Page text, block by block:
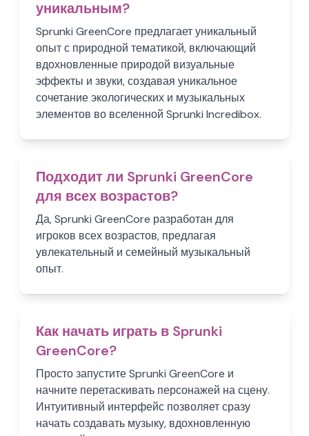
уникальным?
Sprunki GreenCore предлагает уникальный
опыт с природной тематикой, включающий
вдохновленные природой визуальные
эффекты и звуки, создавая уникальное
сочетание экологических и музыкальных
элементов во вселенной Sprunki Incredibox.
Подходит ли Sprunki GreenCore
для всех возрастов?
Да, Sprunki GreenCore разработан для
игроков всех возрастов, предлагая
увлекательный и семейный музыкальный
опыт.
Как начать играть в Sprunki
GreenCore?
Просто запустите Sprunki GreenCore и
начните перетаскивать персонажей на сцену.
Интуитивный интерфейс позволяет сразу
начать создавать музыку, вдохновленную